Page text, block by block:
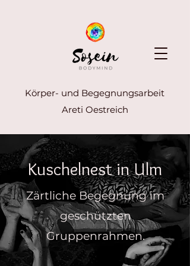
Körper- und Begegnungsarbeit
Areti Oestreich
Kuschelnest in Ulm
Zärtliche Begegnung im
geschützten
Gruppenrahmen.